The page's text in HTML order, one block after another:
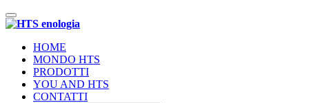
Toggle
navigation
HOME
MONDO HTS
PRODOTTI
YOU AND HTS
CONTATTI